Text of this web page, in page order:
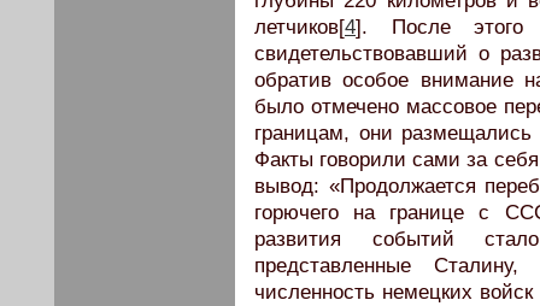
летчиков[4]. После этого
свидетельствовавший о
обратив особое внимание
было отмечено массовое
границам, они
Факты говорили сами за
вывод: «Продолжается
горючего на границе с
развития событий
представленные
численность немецких